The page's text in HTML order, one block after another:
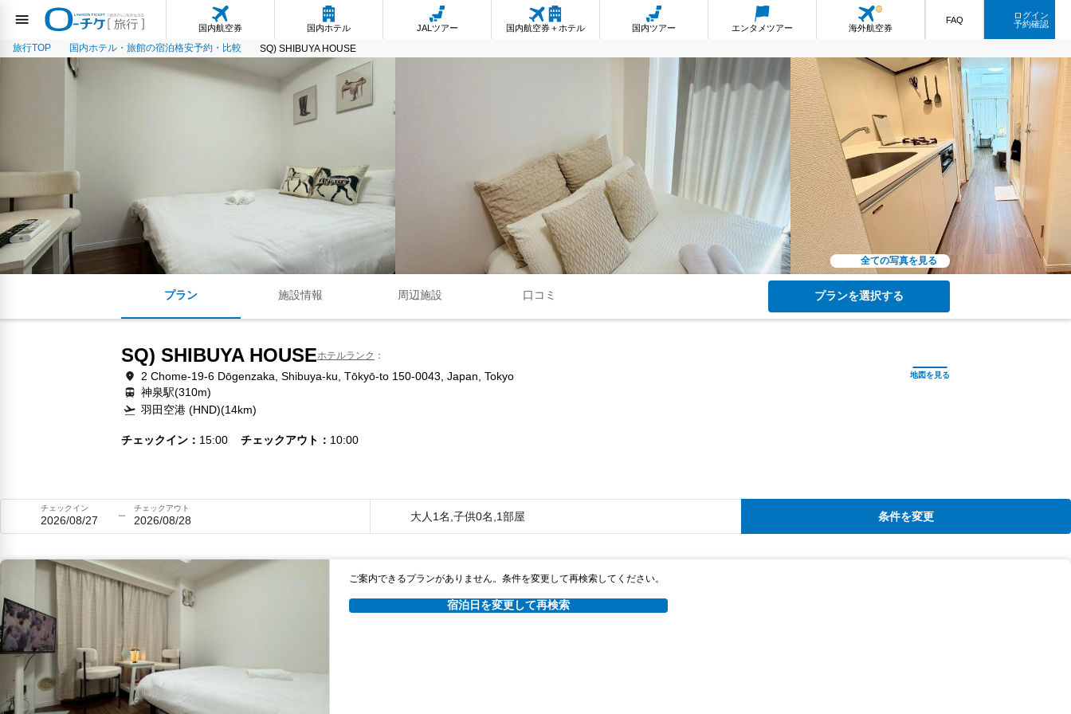
国内航空券 国内ホテル JALツアー 国内航空券＋ホテル 国内ツアー エンタメツアー 海外航空券
FAQ
ログイン
予約確認
旅行TOP 国内ホテル・旅館の宿泊格安予約・比較 SQ) SHIBUYA HOUSE
全ての写真を見る
プラン 施設情報 周辺施設 口コミ プランを選択する
SQ) SHIBUYA HOUSEホテルランク
2 Chome-19-6 Dōgenzaka, Shibuya-ku, Tōkyō-to 150-0043, Japan, Tokyo
神泉駅(310m)
羽田空港 (HND)(14km)
チェックイン 15:00 チェックアウト 10:00
チェックイン
2026/08/27
チェックアウト
2026/08/28 大人1名,子供0名,1部屋 条件を変更
ご案内できるプランがありません。条件を変更して再検索してください。
宿泊日を変更して再検索